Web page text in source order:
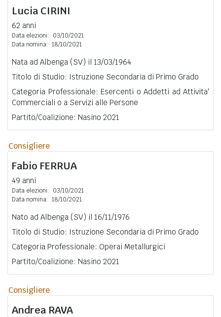
Lucia CIRINI
62 anni
Data elezioni:
03/10/2021
Data nomina: 18/10/2021
Nata ad Albenga (SV) il 13/03/1964
Titolo di Studio: Istruzione Secondaria di Primo Grado
Categoria Professionale: Esercenti o Addetti ad Attivita'
Commerciali o a Servizi alle Persone
Partito/Coalizione: Nasino 2021
Consigliere
Fabio FERRUA
49 anni
Data elezioni:
03/10/2021
Data nomina: 18/10/2021
Nato ad Albenga (SV) il 16/11/1976
Titolo di Studio: Istruzione Secondaria di Primo Grado
Categoria Professionale: Operai Metallurgici
Partito/Coalizione: Nasino 2021
Consigliere
Andrea RAVA